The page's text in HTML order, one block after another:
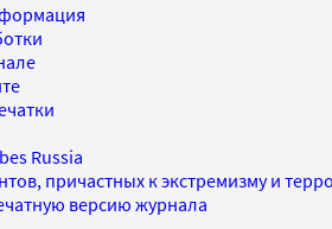
Russia
причастных к экстремизму и
версию журнала